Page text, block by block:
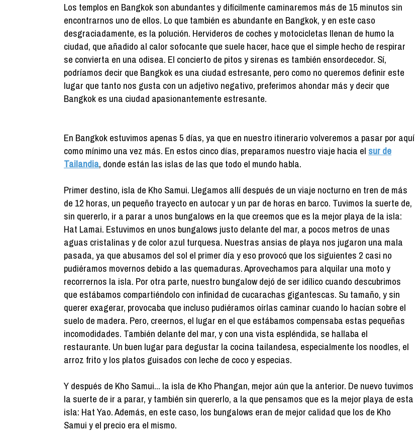
Los templos en Bangkok son abundantes y difícilmente caminaremos más de 15 minutos sin
encontrarnos uno de ellos. Lo que también es abundante en Bangkok, y en este caso
desgraciadamente, es la polución. Hervideros de coches y motocicletas llenan de humo la
ciudad, que añadido al calor sofocante que suele hacer, hace que el simple hecho de respirar
se convierta en una odisea. El concierto de pitos y sirenas es también ensordecedor. Sí,
podríamos decir que Bangkok es una ciudad estresante, pero como no queremos definir este
lugar que tanto nos gusta con un adjetivo negativo, preferimos ahondar más y decir que
Bangkok es una ciudad apasionantemente estresante.
En Bangkok estuvimos apenas 5 días, ya que en nuestro itinerario volveremos a pasar por aquí
como mínimo una vez más. En estos cinco días, preparamos nuestro viaje hacia el sur de
Tailandia, donde están las islas de las que todo el mundo habla.
Primer destino, isla de Kho Samui. Llegamos allí después de un viaje nocturno en tren de más
de 12 horas, un pequeño trayecto en autocar y un par de horas en barco. Tuvimos la suerte de,
sin quererlo, ir a parar a unos bungalows en la que creemos que es la mejor playa de la isla:
Hat Lamai. Estuvimos en unos bungalows justo delante del mar, a pocos metros de unas
aguas cristalinas y de color azul turquesa. Nuestras ansias de playa nos jugaron una mala
pasada, ya que abusamos del sol el primer día y eso provocó que los siguientes 2 casi no
pudiéramos movernos debido a las quemaduras. Aprovechamos para alquilar una moto y
recorrernos la isla. Por otra parte, nuestro bungalow dejó de ser idílico cuando descubrimos
que estábamos compartiéndolo con infinidad de cucarachas gigantescas. Su tamaño, y sin
querer exagerar, provocaba que incluso pudiéramos oírlas caminar cuando lo hacían sobre el
suelo de madera. Pero, creernos, el lugar en el que estábamos compensaba estas pequeñas
incomodidades. También delante del mar, y con una vista espléndida, se hallaba el
restaurante. Un buen lugar para degustar la cocina tailandesa, especialmente los noodles, el
arroz frito y los platos guisados con leche de coco y especias.
Y después de Kho Samui... la isla de Kho Phangan, mejor aún que la anterior. De nuevo tuvimos
la suerte de ir a parar, y también sin quererlo, a la que pensamos que es la mejor playa de esta
isla: Hat Yao. Además, en este caso, los bungalows eran de mejor calidad que los de Kho
Samui y el precio era el mismo.